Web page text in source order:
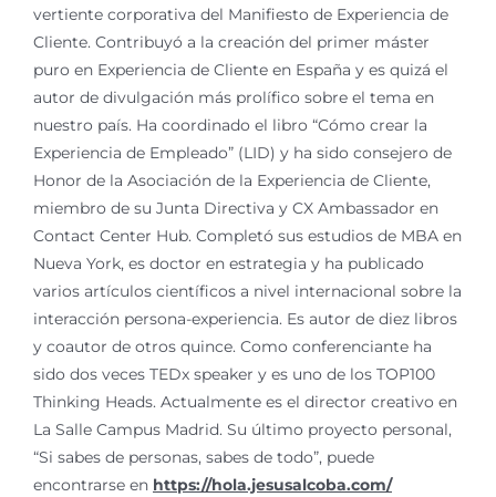
vertiente corporativa del Manifiesto de Experiencia de
Cliente. Contribuyó a la creación del primer máster
puro en Experiencia de Cliente en España y es quizá el
autor de divulgación más prolífico sobre el tema en
nuestro país. Ha coordinado el libro “Cómo crear la
Experiencia de Empleado” (LID) y ha sido consejero de
Honor de la Asociación de la Experiencia de Cliente,
miembro de su Junta Directiva y CX Ambassador en
Contact Center Hub. Completó sus estudios de MBA en
Nueva York, es doctor en estrategia y ha publicado
varios artículos científicos a nivel internacional sobre la
interacción persona-experiencia. Es autor de diez libros
y coautor de otros quince. Como conferenciante ha
sido dos veces TEDx speaker y es uno de los TOP100
Thinking Heads. Actualmente es el director creativo en
La Salle Campus Madrid. Su último proyecto personal,
“Si sabes de personas, sabes de todo”, puede
encontrarse en https://hola.jesusalcoba.com/